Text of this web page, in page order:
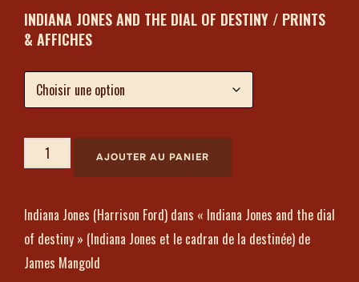
INDIANA JONES AND THE DIAL OF DESTINY / PRINTS
& AFFICHES
AJOUTER AU PANIER
Indiana Jones (Harrison Ford) dans « Indiana Jones and the dial
of destiny » (Indiana Jones et le cadran de la destinée) de
James Mangold